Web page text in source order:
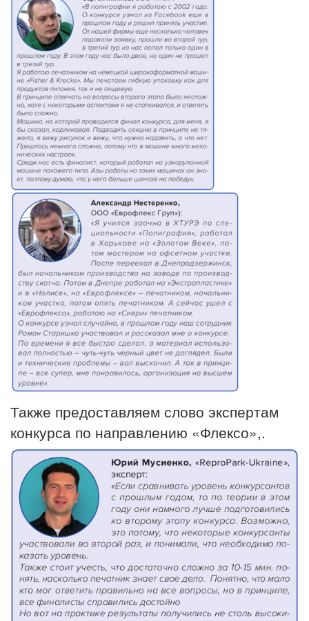
Также предоставляем слово экспертам
конкурса по направлению «Флексо»,.